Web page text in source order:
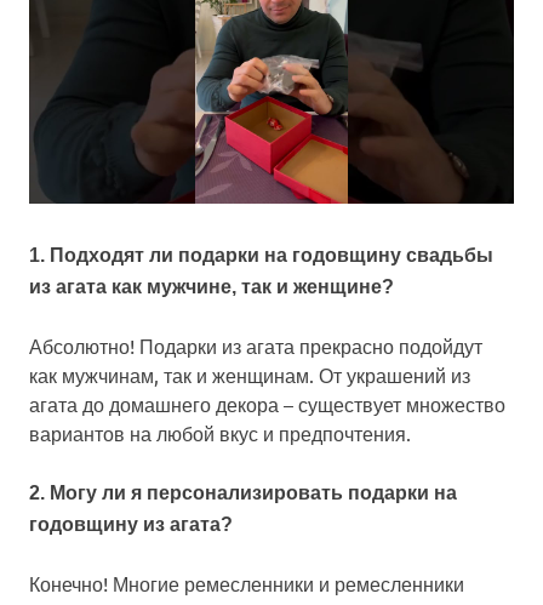
1. Подходят ли подарки на годовщину свадьбы
из агата как мужчине, так и женщине?
Абсолютно! Подарки из агата прекрасно подойдут
как мужчинам, так и женщинам. От украшений из
агата до домашнего декора – существует множество
вариантов на любой вкус и предпочтения.
2. Могу ли я персонализировать подарки на
годовщину из агата?
Конечно! Многие ремесленники и ремесленники